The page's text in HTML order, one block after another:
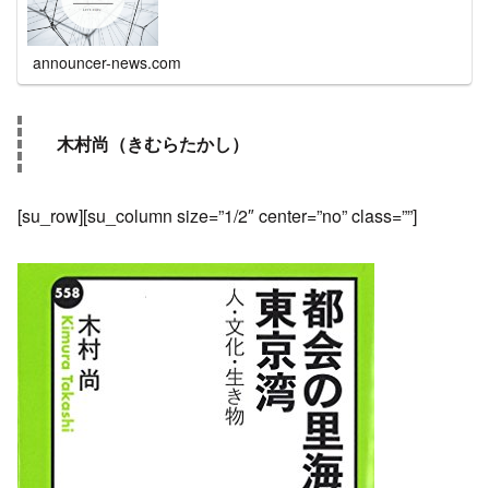
announcer-news.com
木村尚（きむらたかし）
[su_row][su_column size=”1/2″ center=”no” class=””]